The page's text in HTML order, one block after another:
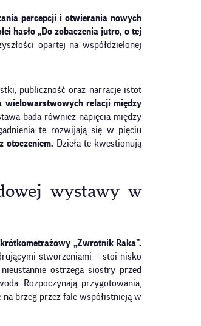
percepcji i otwierania nowych
hasło „Do zobaczenia jutro, o tej
opartej na współdzielonej
publiczność oraz narracje istot
wielowarstwowych relacji między
bada również napięcia między
te rozwijają się w pięciu
otoczeniem. Dzieła te kwestionują
wystawy w
„Zwrotnik Raka”.
stworzeniami — stoi nisko
ostrzega siostry przed
Rozpoczynają przygotowania,
brzeg przez fale współistnieją w